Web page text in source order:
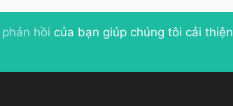
phản hồi của bạn giúp chúng tôi cải thiện